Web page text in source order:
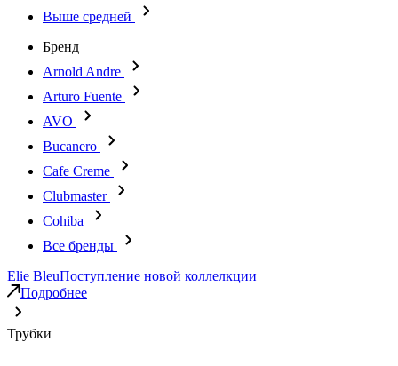
Выше средней
Бренд
Arnold Andre
Arturo Fuente
AVO
Bucanero
Cafe Creme
Clubmaster
Cohiba
Все бренды
Elie BleuПоступление новой коллелкции
Подробнее
Трубки